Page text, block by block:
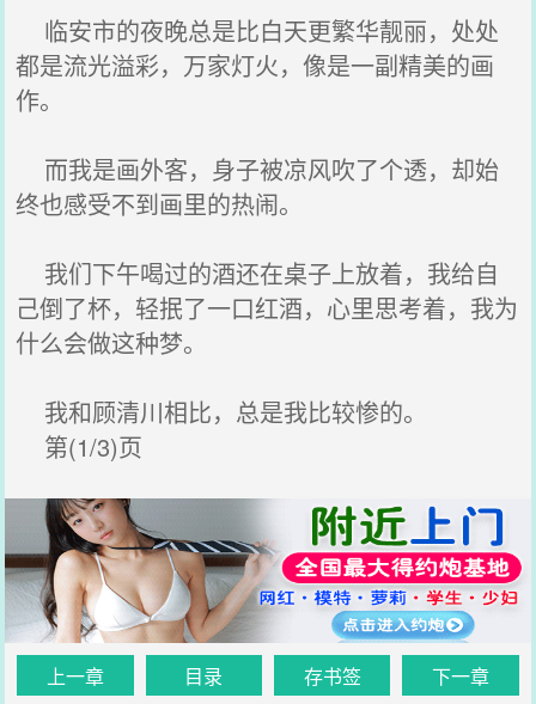
临安市的夜晚总是比白天更繁华靓丽，处处
都是流光溢彩，万家灯火，像是一副精美的画
作。
而我是画外客，身子被凉风吹了个透，却始
终也感受不到画里的热闹。
我们下午喝过的酒还在桌子上放着，我给自
己倒了杯，轻抿了一口红酒，心里思考着，我为
什么会做这种梦。
我和顾清川相比，总是我比较惨的。
第(1/3)页
上一章 目录 存书签 下一章